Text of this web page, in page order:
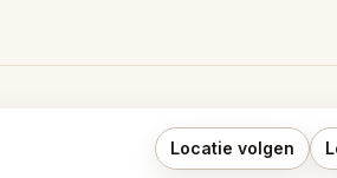
Locatie volgen